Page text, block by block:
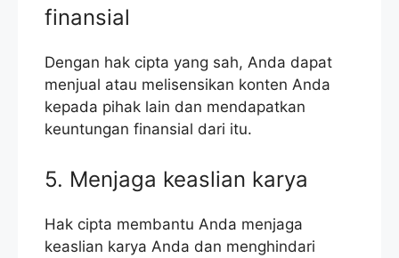
finansial
Dengan hak cipta yang sah, Anda dapat
menjual atau melisensikan konten Anda
kepada pihak lain dan mendapatkan
keuntungan finansial dari itu.
5. Menjaga keaslian karya
Hak cipta membantu Anda menjaga
keaslian karya Anda dan menghindari